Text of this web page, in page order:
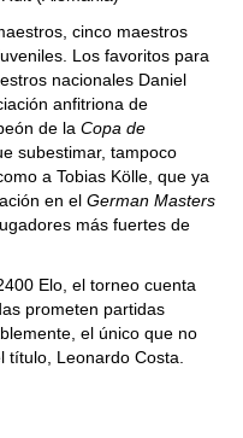
cinco maestros
Los favoritos para
nacionales Daniel
anfitriona de
de la Copa de
subestimar, tampoco
a Tobias Kölle, que ya
en el German Masters
más fuertes de
Elo, el torneo cuenta
prometen partidas
el único que no
título, Leonardo Costa.